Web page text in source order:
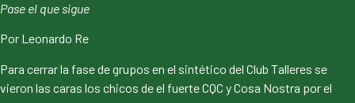
Pase el que sigue
Por Leonardo Re
Para cerrar la fase de grupos en el sintético del Club Talleres se
vieron las caras los chicos de el fuerte CQC y Cosa Nostra por el